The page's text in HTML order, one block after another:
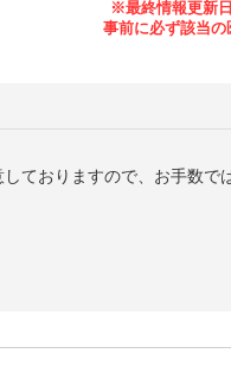
ておりますので、お手数で